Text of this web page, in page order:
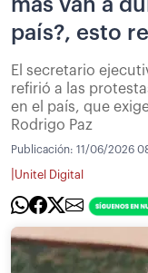
más van a
país?, esto
El secretario
refirió a las
en el país, que
Rodrigo Paz
Publicación: 11/06/2026
Unitel Digital